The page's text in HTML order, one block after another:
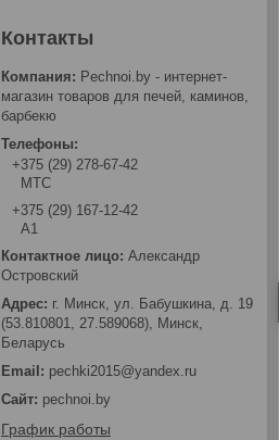
Pechnoi.by - интернет-
магазин товаров для печей, каминов,
барбекю
+375 (29) 278-67-42
МТС
+375 (29) 167-12-42
А1
Александр
Островский
г. Минск, ул. Бабушкина, д. 19
(53.810801, 27.589068), Минск,
Беларусь
pechki2015@yandex.ru
pechnoi.by
График работы